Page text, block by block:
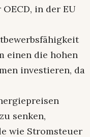
in der EU
einen die hohen
investieren, da
senken,
wie Stromsteuer